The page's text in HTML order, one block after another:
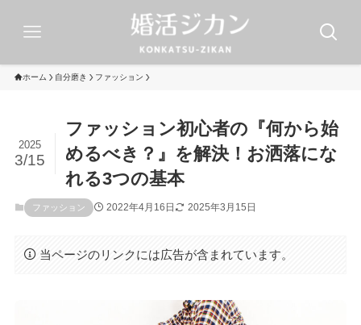
ホーム 自分磨き ファッション
ファッション初心者の『何から始
めるべき？』を解決！お洒落にな
れる3つの基本
2025
3/15
ファッション 2022年4月16日 2025年3月15日
当ページのリンクには広告が含まれています。